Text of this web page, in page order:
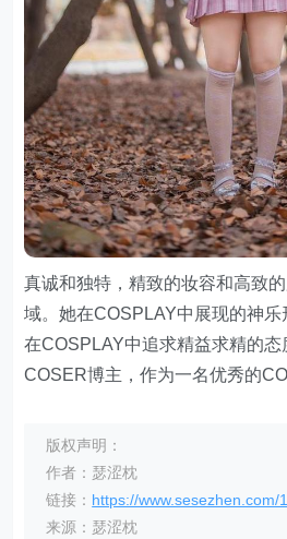
真诚和独特，精致的妆容和高致
域。她在COSPLAY中展现的神
在COSPLAY中追求精益求精的
COSER博主，作为一名优秀的
版权声明：
作者：瑟涩枕
链接： https://www.sesezhen.com/
来源：瑟涩枕